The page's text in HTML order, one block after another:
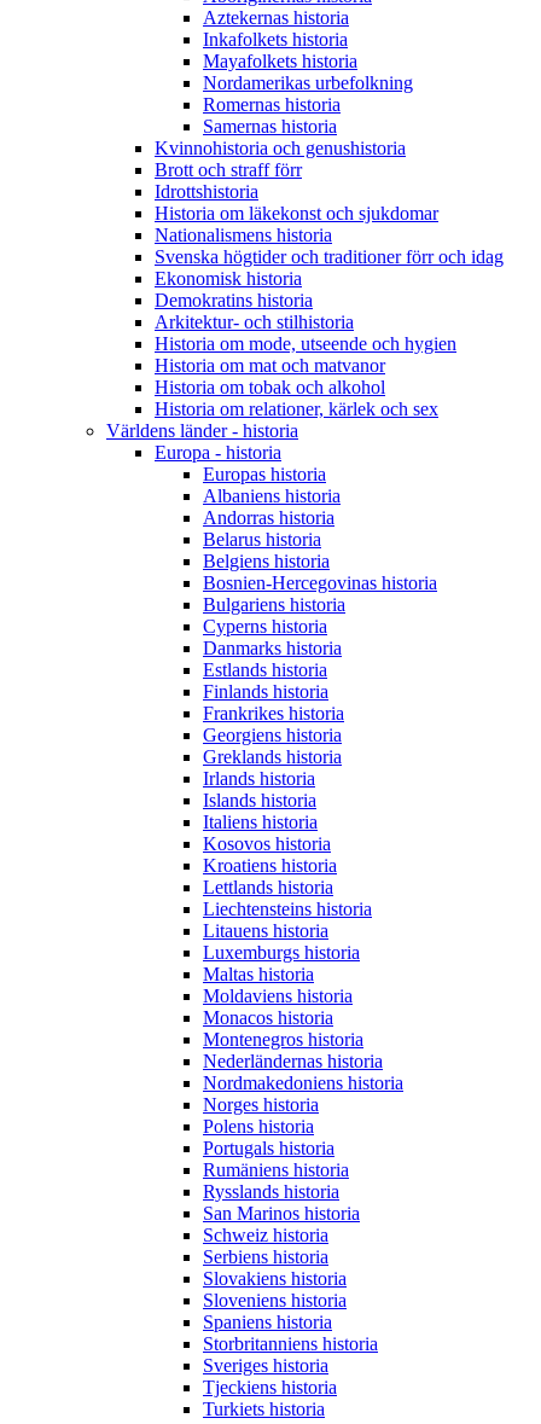
Aztekernas historia
Inkafolkets historia
Mayafolkets historia
Nordamerikas urbefolkning
Romernas historia
Samernas historia
Kvinnohistoria och genushistoria
Brott och straff förr
Idrottshistoria
Historia om läkekonst och sjukdomar
Nationalismens historia
Svenska högtider och traditioner förr och idag
Ekonomisk historia
Demokratins historia
Arkitektur- och stilhistoria
Historia om mode, utseende och hygien
Historia om mat och matvanor
Historia om tobak och alkohol
Historia om relationer, kärlek och sex
Världens länder - historia
Europa - historia
Europas historia
Albaniens historia
Andorras historia
Belarus historia
Belgiens historia
Bosnien-Hercegovinas historia
Bulgariens historia
Cyperns historia
Danmarks historia
Estlands historia
Finlands historia
Frankrikes historia
Georgiens historia
Greklands historia
Irlands historia
Islands historia
Italiens historia
Kosovos historia
Kroatiens historia
Lettlands historia
Liechtensteins historia
Litauens historia
Luxemburgs historia
Maltas historia
Moldaviens historia
Monacos historia
Montenegros historia
Nederländernas historia
Nordmakedoniens historia
Norges historia
Polens historia
Portugals historia
Rumäniens historia
Rysslands historia
San Marinos historia
Schweiz historia
Serbiens historia
Slovakiens historia
Sloveniens historia
Spaniens historia
Storbritanniens historia
Sveriges historia
Tjeckiens historia
Turkiets historia